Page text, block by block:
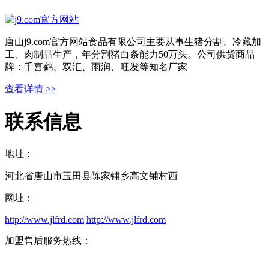
唐山j9.com官方网站食品有限公司主要从事生猪分割、冷藏加
工、肉制品生产，年分割猪白条能力50万头。公司供货商品
牌：千喜鹤、双汇、雨润、旺发等知名厂家
查看详情 >>
联系信息
地址：
河北省唐山市玉田县陈家铺乡高文铺村西
网址：
http://www.jlfrd.com http://www.jlfrd.com
加盟售后服务热线：